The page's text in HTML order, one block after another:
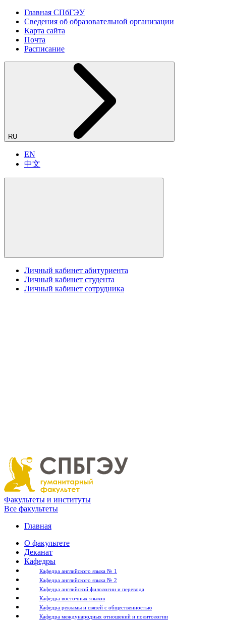
Главная СПбГЭУ
Сведения об образовательной организации
Карта сайта
Почта
Расписание
RU
EN
中文
Личный кабинет абитуриента
Личный кабинет студента
Личный кабинет сотрудника
Факультеты и институты
Все факультеты
Главная
О факультете
Деканат
Кафедры
Кафедра английского языка № 1
Кафедра английского языка № 2
Кафедра английской филологии и перевода
Кафедра восточных языков
Кафедра рекламы и связей с общественностью
Кафедра международных отношений и политологии